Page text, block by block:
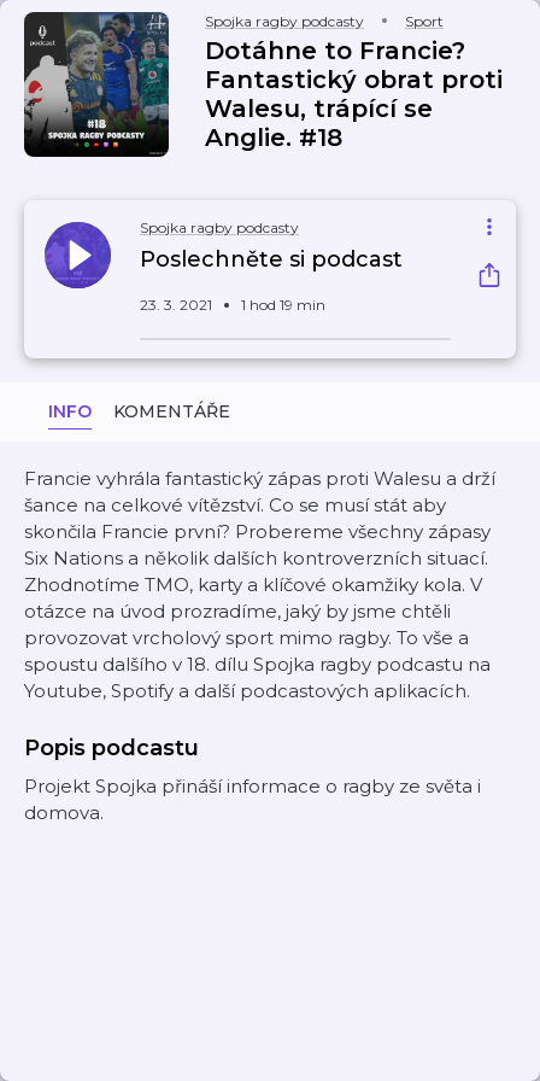
Spojka ragby podcasty Sport
Dotáhne to Francie?
Fantastický obrat proti
Walesu, trápící se
Anglie. #18
Spojka ragby podcasty
Poslechněte si podcast
23. 3. 2021 1 hod 19 min
INFO KOMENTÁŘE
Francie vyhrála fantastický zápas proti Walesu a drží
šance na celkové vítězství. Co se musí stát aby
skončila Francie první? Probereme všechny zápasy
Six Nations a několik dalších kontroverzních situací.
Zhodnotíme TMO, karty a klíčové okamžiky kola. V
otázce na úvod prozradíme, jaký by jsme chtěli
provozovat vrcholový sport mimo ragby. To vše a
spoustu dalšího v 18. dílu Spojka ragby podcastu na
Youtube, Spotify a další podcastových aplikacích.
Popis podcastu
Projekt Spojka přináší informace o ragby ze světa i
domova.